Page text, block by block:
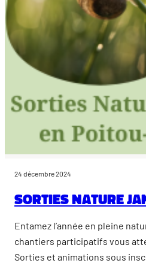
24 décembre 2024
Sorties nature
Entamez l’année en pleine
chantiers participatifs vous
Sorties et animations sous